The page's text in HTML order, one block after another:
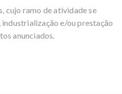
cujo ramo de atividade se
e/ou prestação
anunciados.